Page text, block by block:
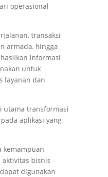
operasional
transaksi
armada, hingga
informasi
untuk
layanan dan
utama transformasi
aplikasi yang
kemampuan
bisnis
digunakan